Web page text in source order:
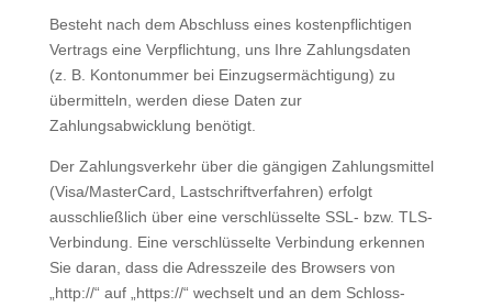
Besteht nach dem Abschluss eines kostenpflichtigen
Vertrags eine Verpflichtung, uns Ihre Zahlungsdaten
(z. B. Kontonummer bei Einzugsermächtigung) zu
übermitteln, werden diese Daten zur
Zahlungsabwicklung benötigt.
Der Zahlungsverkehr über die gängigen Zahlungsmittel
(Visa/MasterCard, Lastschriftverfahren) erfolgt
ausschließlich über eine verschlüsselte SSL- bzw. TLS-
Verbindung. Eine verschlüsselte Verbindung erkennen
Sie daran, dass die Adresszeile des Browsers von
„http://“ auf „https://“ wechselt und an dem Schloss-